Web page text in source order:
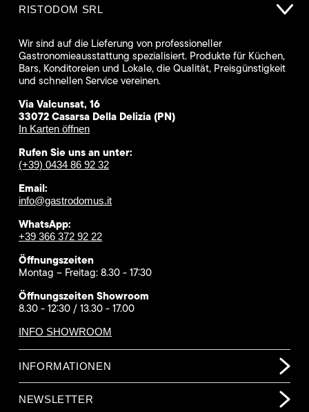
RISTODOM SRL
Wir sind auf die Lieferung von professioneller
Gastronomieausstattung spezialisiert. Produkte für Küchen,
Bars, Konditoreien und Lokale, die Qualität, Preisgünstigkeit
und schnellen Service vereinen.
Via Valcunsat, 16
33072 Casarsa Della Delizia (PN)
In Karten öffnen
Rufen Sie uns an unter:
(+39) 0434 86 92 32
Email:
info@gastrodomus.it
WhatsApp:
+39 366 372 92 22
Öffnungszeiten
Montag – Freitag: 8.30 - 17:30
Öffnungszeiten Showroom
8.30 - 12:30 / 13.30 - 17.00
INFO SHOWROOM
INFORMATIONEN
NEWSLETTER